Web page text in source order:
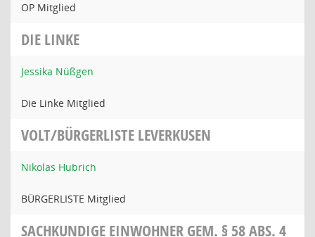
OP Mitglied
DIE LINKE
Jessika Nüßgen
Die Linke Mitglied
VOLT/BÜRGERLISTE LEVERKUSEN
Nikolas Hubrich
BÜRGERLISTE Mitglied
SACHKUNDIGE EINWOHNER GEM. § 58 ABS. 4